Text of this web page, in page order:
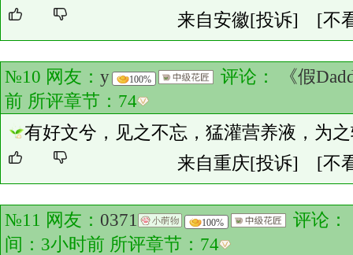
来自安徽[投诉] [不
№10 网友： y 100% 评论：
《假
前 所评章节： 74
有好文兮，见之不忘，猛灌营养液，为
来自重庆[投诉] [不
№11 网友： 0371 100% 评论：
间：3小时前 所评章节： 74